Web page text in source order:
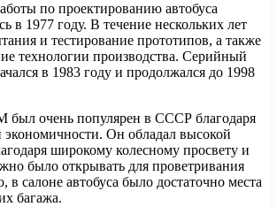
по проектированию автобуса
в 1977 году. В течение нескольких лет
и тестирование прототипов, а также
технологии производства. Серийный
в 1983 году и продолжался до 1998
был очень популярен в СССР благодаря
экономичности. Он обладал высокой
широкому колесному просвету и
было открывать для проветривания
в салоне автобуса было достаточно места
багажа.